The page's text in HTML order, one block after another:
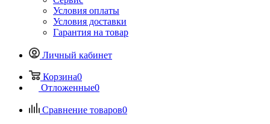
Условия оплаты
Условия доставки
Гарантия на товар
Личный кабинет
Корзина0
Отложенные0
Сравнение товаров0